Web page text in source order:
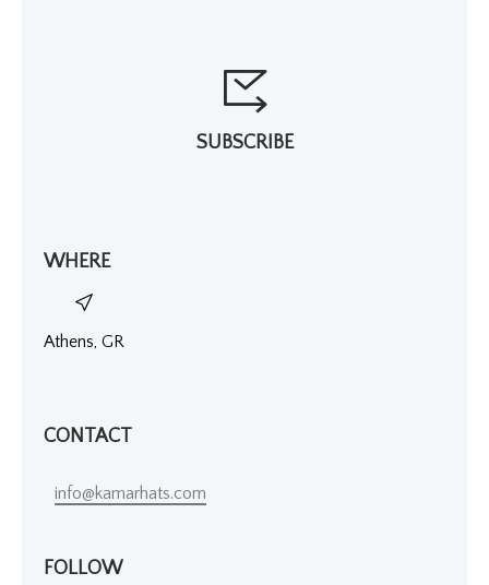
SUBSCRIBE
WHERE
Athens, GR
CONTACT
info@kamarhats.com
FOLLOW